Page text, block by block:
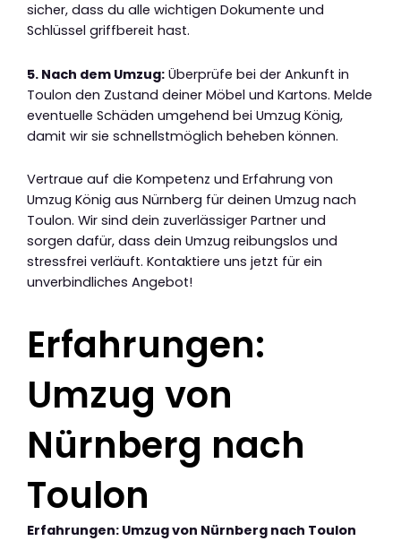
sicher, dass du alle wichtigen Dokumente und
Schlüssel griffbereit hast.
5. Nach dem Umzug: Überprüfe bei der Ankunft in
Toulon den Zustand deiner Möbel und Kartons. Melde
eventuelle Schäden umgehend bei Umzug König,
damit wir sie schnellstmöglich beheben können.
Vertraue auf die Kompetenz und Erfahrung von
Umzug König aus Nürnberg für deinen Umzug nach
Toulon. Wir sind dein zuverlässiger Partner und
sorgen dafür, dass dein Umzug reibungslos und
stressfrei verläuft. Kontaktiere uns jetzt für ein
unverbindliches Angebot!
Erfahrungen:
Umzug von
Nürnberg nach
Toulon
Erfahrungen: Umzug von Nürnberg nach Toulon